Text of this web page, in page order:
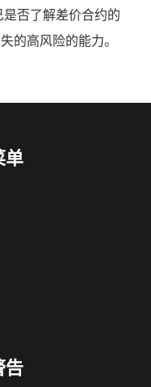
否了解差价合约的
的高风险的能力。
单
告